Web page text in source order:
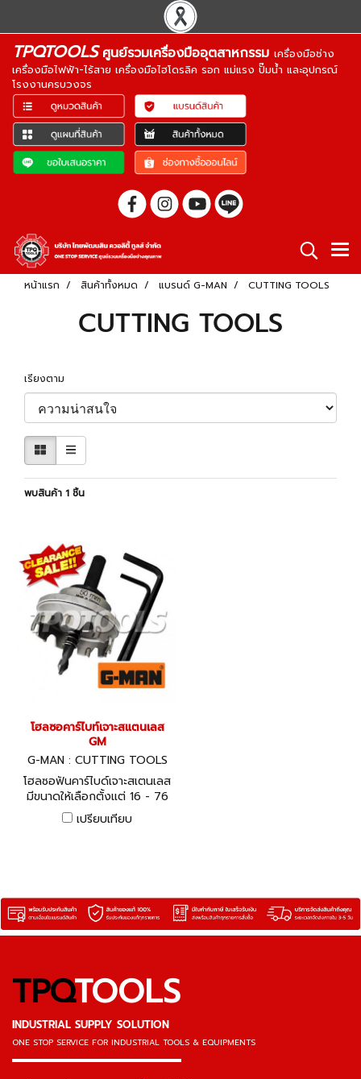
TPQTOOLSศูนย์รวมเครื่องมืออุตสาหกรรม เครื่องมือช่าง
เครื่องมือไฟฟ้า-ไร้สาย เครื่องมือไฮโดรลิค รอก แม่แรง ปั๊มน้ำ และอุปกรณ์
โรงงานครบวงจร
หน้าแรก สินค้าทั้งหมด แบรนด์ G-MAN CUTTING TOOLS
CUTTING TOOLS
เรียงตาม
พบสินค้า 1 ชิ้น
โฮลซอคาร์ไบท์เจาะสแตนเลส
GM
G-MAN : CUTTING TOOLS
โฮลซอฟันคาร์ไบด์เจาะสเตนเลส
มีขนาดให้เลือกตั้งแต่ 16 - 76
HOLESAWS FOR STAINLESS
STEEL
เปรียบเทียบ
TPQTOOLS
INDUSTRIAL SUPPLY SOLUTION
ONE STOP SERVICE FOR INDUSTRIAL TOOLS & EQUIPMENTS
▬▬▬▬▬▬▬▬▬▬▬▬▬▬▬